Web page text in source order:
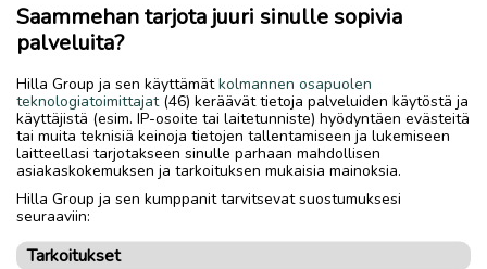
rakennusjätettä kaikilta Lapecon toimialueen
ekomaksua maksavilta kiinteistöiltä ilman
erillistä maksua (500 kg/vuosi). Lapeco auttaa
kuluttajia lajitteluongelmissa joko
puhelimitse tai sähköpostitse.
Saammehan tarjota juuri sinulle sopivia
palveluita?
Hilla Group ja sen käyttämätkolmannen osapuolen
teknologiatoimittajat(46) keräävät tietoja palveluiden käytöstä ja
käyttäjistä (esim. IP-osoite tai laitetunniste) hyödyntäen evästeitä
tai muita teknisiä keinoja tietojen tallentamiseen ja lukemiseen
laitteellasi tarjotakseen sinulle parhaan mahdollisen
asiakaskokemuksen ja tarkoituksen mukaisia mainoksia.
Hilla Group ja sen kumppanit tarvitsevat suostumuksesi
seuraaviin:
Tarkoitukset